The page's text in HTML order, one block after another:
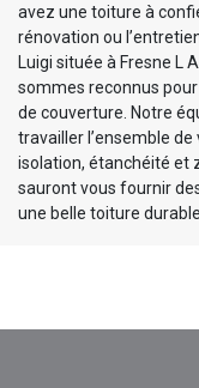
avez une toiture à
rénovation ou
Luigi située à Fresne L
sommes reconnus
de couverture. Notre
travailler l’ensemble
isolation, étanchéité et
sauront vous fournir
une belle toiture